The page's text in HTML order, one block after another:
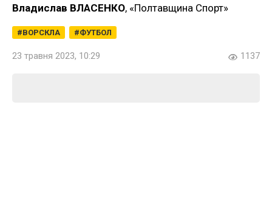
Владислав ВЛАСЕНКО, «Полтавщина Спорт»
ВОРСКЛА ФУТБОЛ
23 травня 2023, 10:29 1137